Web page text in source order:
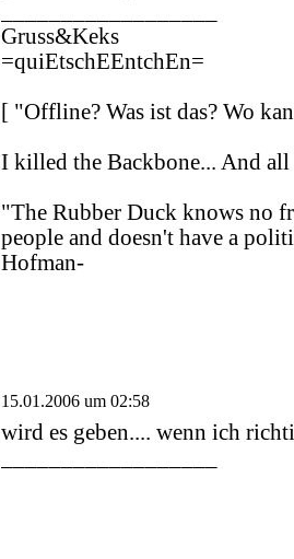
Gruss&Keks
=quiEtschEEntchEn=
[ "Offline? Was ist das? Wo
I killed the Backbone... And
"The Rubber Duck knows no
people and doesn't have a
Hofman-
15.01.2006 um 02:58
wird es geben.... wenn ich